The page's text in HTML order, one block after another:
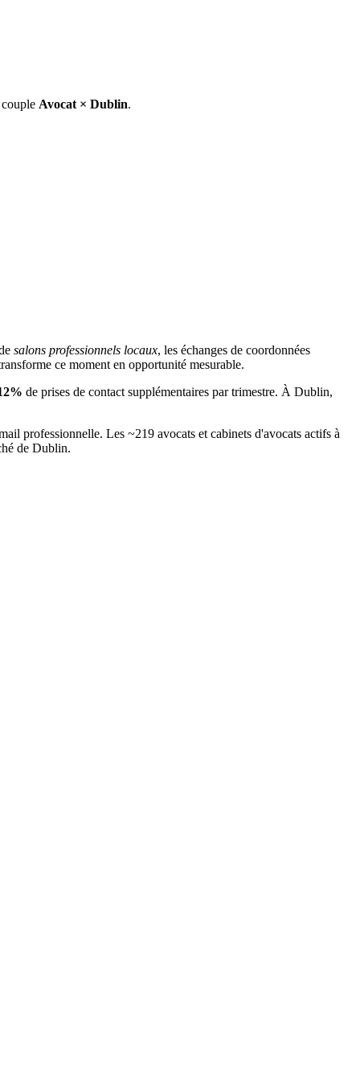
Avocat × Dublin.
salons professionnels locaux, les échanges de coordonnées
ce moment en opportunité mesurable.
% de prises de contact supplémentaires par trimestre. À Dublin,
professionnelle. Les ~219 avocats et cabinets d'avocats actifs à
de Dublin.